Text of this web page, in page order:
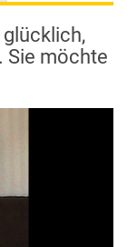
Sie möchte